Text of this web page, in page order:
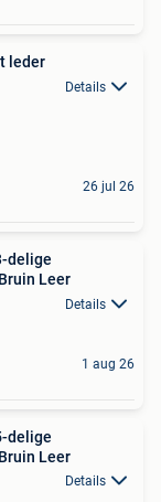
leder
Details
26 jul 26
delige
Leer
Details
1 aug 26
delige
Leer
Details